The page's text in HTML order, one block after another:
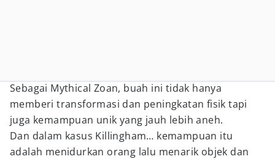
Sebagai Mythical Zoan, buah ini tidak hanya
memberi transformasi dan peningkatan fisik tapi
juga kemampuan unik yang jauh lebih aneh.
Dan dalam kasus Killingham… kemampuan itu
adalah menidurkan orang lalu menarik objek dan